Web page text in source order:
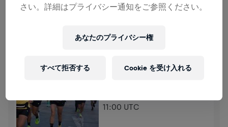
ランの記録
WINGS FOR LIFE WORLD RUN 2025
アプリラン
11:00 UTC
さい。詳細はプライバシー通知をご参照ください。
あなたのプライバシー権
すべて拒否する Cookie を受け入れる